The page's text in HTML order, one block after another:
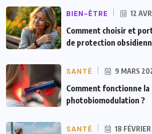
BIEN-ÊTRE 12
Comment choisir et
de protection
SANTÉ 9 MARS
Comment fonctionne la
photobiomodulation ?
SANTÉ 18